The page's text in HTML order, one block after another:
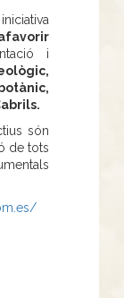
i
són
de tots